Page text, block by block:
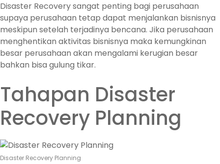
Disaster Recovery sangat penting bagi perusahaan
supaya perusahaan tetap dapat menjalankan bisnisnya
meskipun setelah terjadinya bencana. Jika perusahaan
menghentikan aktivitas bisnisnya maka kemungkinan
besar perusahaan akan mengalami kerugian besar
bahkan bisa gulung tikar.
Tahapan Disaster
Recovery Planning
Disaster Recovery Planning